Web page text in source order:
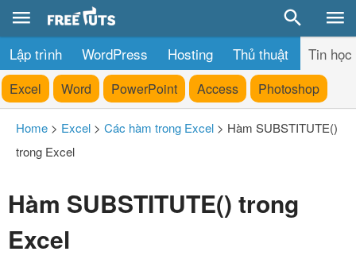
Lập trình WordPress Hosting Thủ thuật Tin học
Excel Word PowerPoint Access Photoshop
Home > Excel > Các hàm trong Excel > Hàm SUBSTITUTE()
trong Excel
Hàm SUBSTITUTE() trong
Excel